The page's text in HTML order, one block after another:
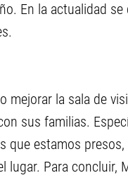
En la actualidad
mejorar la sala de
sus familias.
que estamos
lugar. Para